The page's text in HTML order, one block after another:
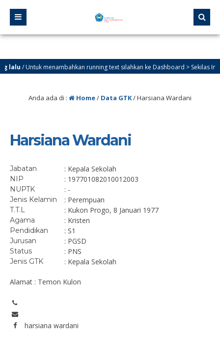
/ Untuk menambahkan running text silahkan ke Dashboard > Sekilas Info
Anda ada di : Home/ Data GTK/Harsiana Wardani
Harsiana Wardani
Jabatan : Kepala Sekolah
NIP : 197701082010012003
NUPTK : -
Jenis Kelamin : Perempuan
T.T.L : Kukon Progo, 8 Januari 1977
Agama : Kristen
Pendidikan : S1
Jurusan : PGSD
Status : PNS
Jenis GTK : Kepala Sekolah
Alamat : Temon Kulon
harsiana wardani